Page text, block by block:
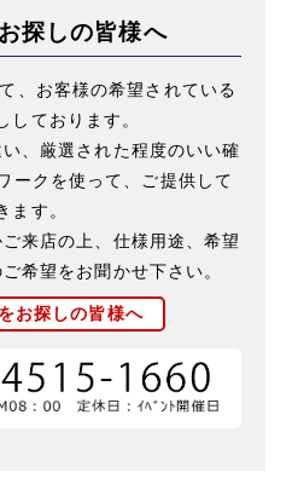
探しの皆様へ
、お客様の希望されている
しております。
、厳選された程度のいい確
ークを使って、ご提供して
ます。
来店の上、仕様用途、希望
希望をお聞かせ下さい。
お探しの皆様へ